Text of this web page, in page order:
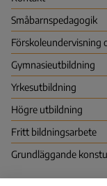
Småbarns­pedagogik
Förskoleundervisning
Gymnasie­utbildning
Yrkes­utbildning
Högre utbildning
Fritt bildningsarbete
Grundläggande